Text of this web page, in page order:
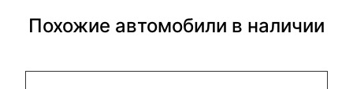
Похожие автомобили в наличии